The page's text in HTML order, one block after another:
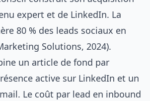
expert et de LinkedIn. La
80 % des leads sociaux en
Solutions, 2024).
un article de fond par
active sur LinkedIn et un
Le coût par lead en inbound